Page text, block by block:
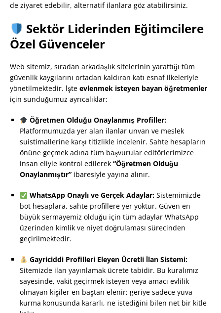
de ziyaret edebilir, alternatif ilanlara göz atabilirsiniz.
Sektör Liderinden Eğitimcilere
Özel Güvenceler
Web sitemiz, sıradan arkadaşlık sitelerinin yarattığı tüm
güvenlik kaygılarını ortadan kaldıran katı esnaf ilkeleriyle
yönetilmektedir. İşte evlenmek isteyen bayan öğretmenler
için sunduğumuz ayrıcalıklar:
Öğretmen Olduğu Onaylanmış Profiller:
Platformumuzda yer alan ilanlar unvan ve meslek
suistimallerine karşı titizlikle incelenir. Sahte hesapların
önüne geçmek adına tüm başvurular editörlerimizce
insan eliyle kontrol edilerek “Öğretmen Olduğu
Onaylanmıştır” ibaresiyle yayına alınır.
WhatsApp Onaylı ve Gerçek Adaylar:Sistemimizde
bot hesaplara, sahte profillere yer yoktur. Güven en
büyük sermayemiz olduğu için tüm adaylar WhatsApp
üzerinden kimlik ve niyet doğrulaması sürecinden
geçirilmektedir.
Gayriciddi Profilleri Eleyen Ücretli İlan Sistemi:
Sitemizde ilan yayınlamak ücrete tabidir. Bu kuralımız
sayesinde, vakit geçirmek isteyen veya amacı evlilik
olmayan kişiler en baştan elenir; geriye sadece yuva
kurma konusunda kararlı, ne istediğini bilen net bir kitle